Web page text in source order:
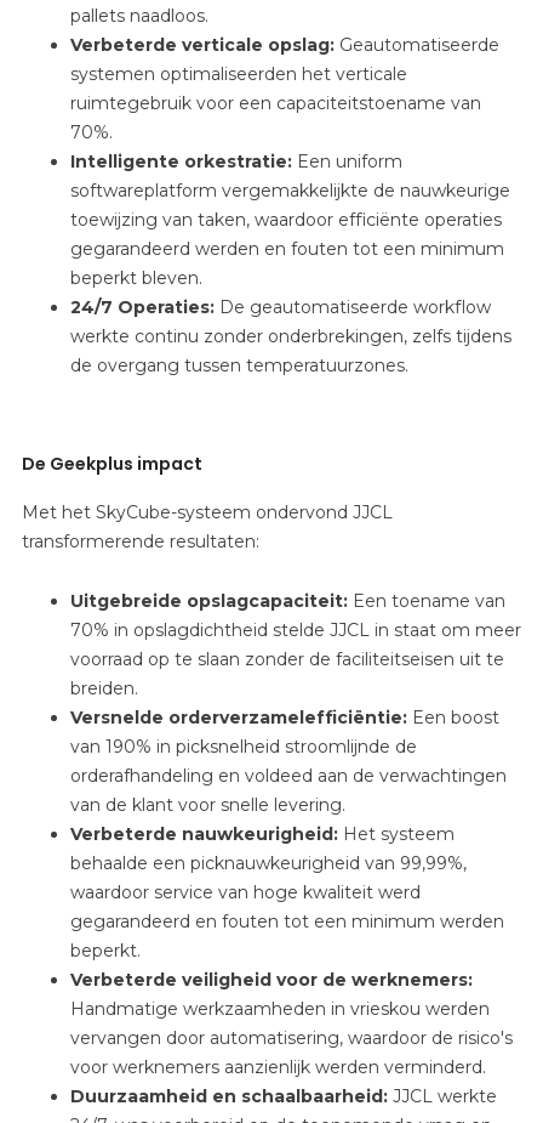
pallets naadloos.
Verbeterde verticale opslag: Geautomatiseerde
systemen optimaliseerden het verticale
ruimtegebruik voor een capaciteitstoename van
70%.
Intelligente orkestratie: Een uniform
softwareplatform vergemakkelijkte de nauwkeurige
toewijzing van taken, waardoor efficiënte operaties
gegarandeerd werden en fouten tot een minimum
beperkt bleven.
24/7 Operaties: De geautomatiseerde workflow
werkte continu zonder onderbrekingen, zelfs tijdens
de overgang tussen temperatuurzones.
De Geekplus impact
Met het SkyCube-systeem ondervond JJCL
transformerende resultaten:
Uitgebreide opslagcapaciteit: Een toename van
70% in opslagdichtheid stelde JJCL in staat om meer
voorraad op te slaan zonder de faciliteitseisen uit te
breiden.
Versnelde orderverzamelefficiëntie: Een boost
van 190% in picksnelheid stroomlijnde de
orderafhandeling en voldeed aan de verwachtingen
van de klant voor snelle levering.
Verbeterde nauwkeurigheid: Het systeem
behaalde een picknauwkeurigheid van 99,99%,
waardoor service van hoge kwaliteit werd
gegarandeerd en fouten tot een minimum werden
beperkt.
Verbeterde veiligheid voor de werknemers:
Handmatige werkzaamheden in vrieskou werden
vervangen door automatisering, waardoor de risico's
voor werknemers aanzienlijk werden verminderd.
Duurzaamheid en schaalbaarheid: JJCL werkte